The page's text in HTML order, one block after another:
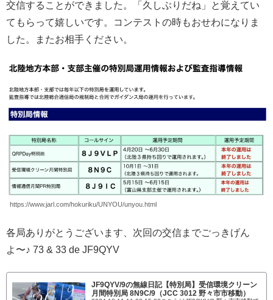
交信することができました。「久しぶりだね」と覚えてい
てもらって嬉しいです。コンテストの時もおせわになりま
した。またお相手ください。
https://www.jarl.com/hokuriku/UNYOU/unyou.html
各局ありがとうございます、次回の交信までごっきげん
よ〜♪ 73 & 33 de JF9QYV
JF9QYV/9の無線日記【特別局】受信環境クリーン
月間特別局 8N9C/9（JCC 3012 野々市市移動）